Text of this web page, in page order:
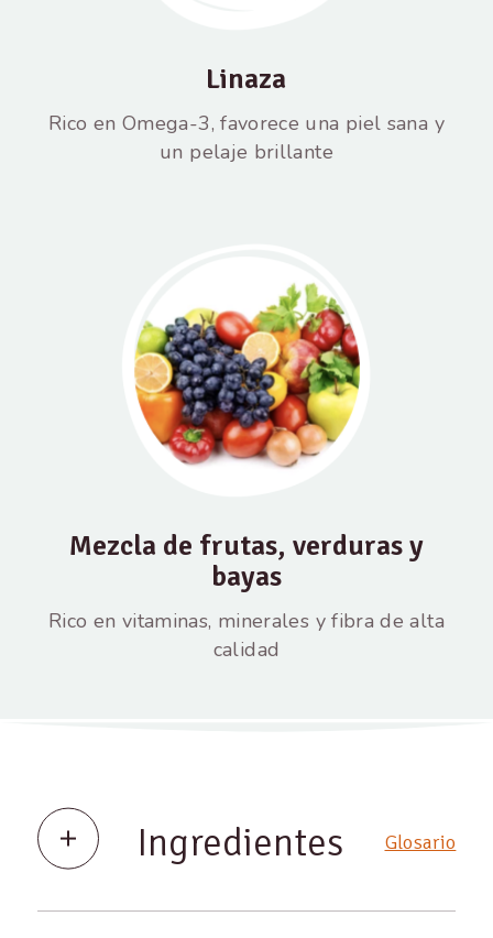
Linaza
Rico en Omega-3, favorece una piel sana y
un pelaje brillante
Mezcla de frutas, verduras y
bayas
Rico en vitaminas, minerales y fibra de alta
calidad
Ingredientes Glosario